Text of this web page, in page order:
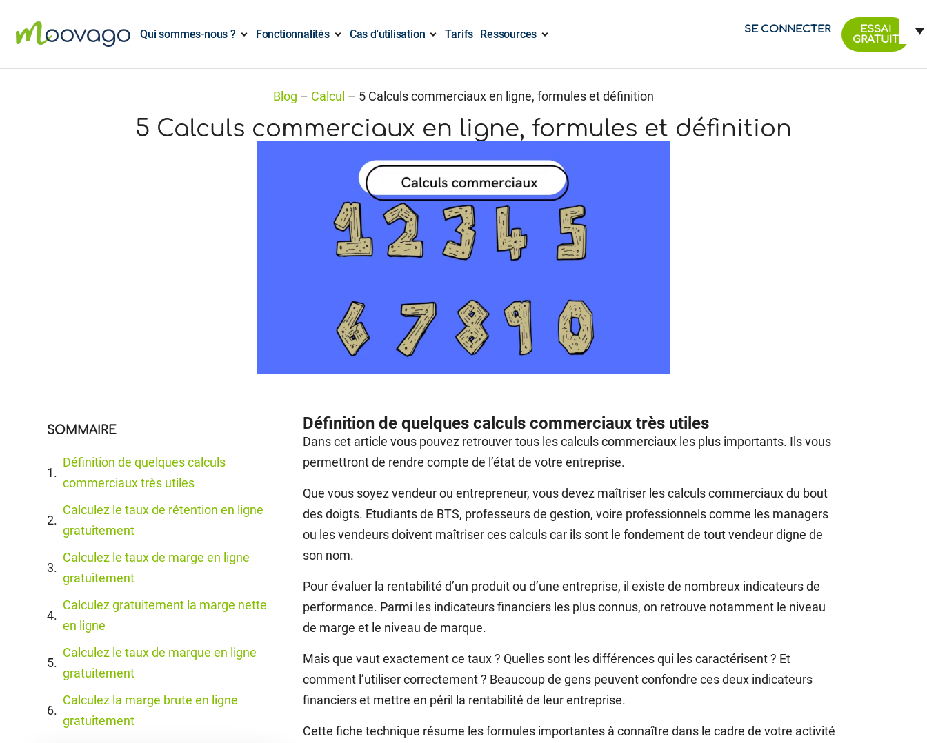
Qui sommes-nous ? Fonctionnalités Cas d'utilisation Tarifs Ressources SE CONNECTER
ESSAI
GRATUIT
Blog – Calcul – 5 Calculs commerciaux en ligne, formules et définition
5 Calculs commerciaux en ligne, formules et définition
SOMMAIRE
Définition de quelques calculs
commerciaux très utiles
Calculez le taux de rétention en ligne
gratuitement
Calculez le taux de marge en ligne
gratuitement
Calculez gratuitement la marge nette
en ligne
Calculez le taux de marque en ligne
gratuitement
Calculez la marge brute en ligne
gratuitement
Définition de quelques calculs commerciaux très utiles
Dans cet article vous pouvez retrouver tous les calculs commerciaux les plus importants. Ils vous
permettront de rendre compte de l’état de votre entreprise.
Que vous soyez vendeur ou entrepreneur, vous devez maîtriser les calculs commerciaux du bout
des doigts. Etudiants de BTS, professeurs de gestion, voire professionnels comme les managers
ou les vendeurs doivent maîtriser ces calculs car ils sont le fondement de tout vendeur digne de
son nom.
Pour évaluer la rentabilité d’un produit ou d’une entreprise, il existe de nombreux indicateurs de
performance. Parmi les indicateurs financiers les plus connus, on retrouve notamment le niveau
de marge et le niveau de marque.
Mais que vaut exactement ce taux ? Quelles sont les différences qui les caractérisent ? Et
comment l’utiliser correctement ? Beaucoup de gens peuvent confondre ces deux indicateurs
financiers et mettre en péril la rentabilité de leur entreprise.
Cette fiche technique résume les formules importantes à connaître dans le cadre de votre activité